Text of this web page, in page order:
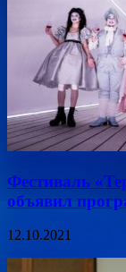
Фестиваль
объявил
12.10.2021